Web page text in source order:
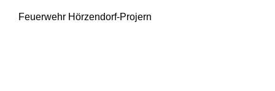
Feuerwehr Hörzendorf-Projern